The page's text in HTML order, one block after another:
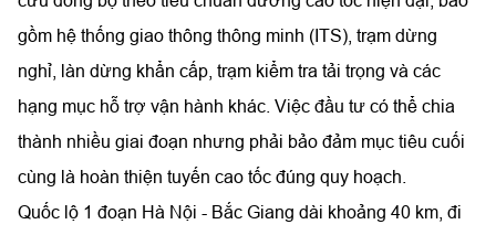
gồm hệ thống giao thông thông minh (ITS), trạm dừng
nghỉ, làn dừng khẩn cấp, trạm kiểm tra tải trọng và các
hạng mục hỗ trợ vận hành khác. Việc đầu tư có thể chia
thành nhiều giai đoạn nhưng phải bảo đảm mục tiêu cuối
cùng là hoàn thiện tuyến cao tốc đúng quy hoạch.
Quốc lộ 1 đoạn Hà Nội - Bắc Giang dài khoảng 40 km, đi